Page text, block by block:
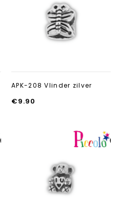
APK-208 Vlinder zilver
€9.90